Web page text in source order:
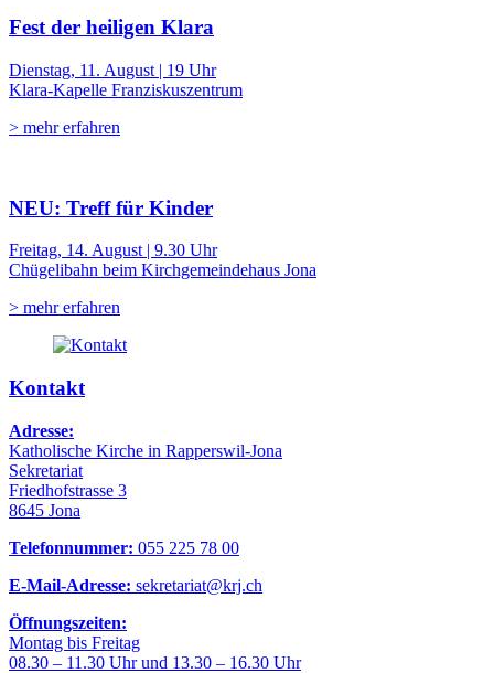
Fest der heiligen Klara
Dienstag, 11. August | 19 Uhr
Klara-Kapelle Franziskuszentrum
> mehr erfahren
NEU: Treff für Kinder
Freitag, 14. August | 9.30 Uhr
Chügelibahn beim Kirchgemeindehaus Jona
> mehr erfahren
Kontakt
Adresse:
Katholische Kirche in Rapperswil-Jona
Sekretariat
Friedhofstrasse 3
8645 Jona
Telefonnummer: 055 225 78 00
E-Mail-Adresse: sekretariat@krj.ch
Öffnungszeiten:
Montag bis Freitag
08.30 – 11.30 Uhr und 13.30 – 16.30 Uhr